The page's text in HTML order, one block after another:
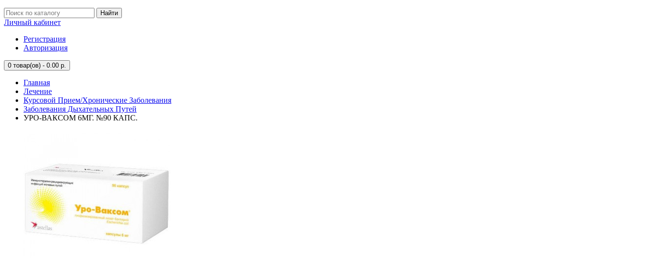
Найти
Личный кабинет
Регистрация
Авторизация
0 товар(ов) - 0.00 р.
Главная
Лечение
Курсовой Прием/Хронические Заболевания
Заболевания Дыхательных Путей
УРО-ВАКСОМ 6МГ. №90 КАПС.